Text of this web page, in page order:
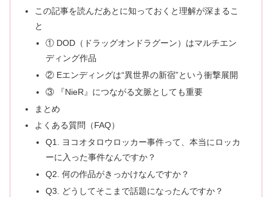
この記事を読んだあとに知っておくと理解が深まるこ
と
① DOD（ドラッグオンドラグーン）はマルチエン
ディング作品
② Eエンディングは“異世界の新宿”という衝撃展開
③ 『NieR』につながる文脈としても重要
まとめ
よくある質問（FAQ）
Q1. ヨコオタロウロッカー事件って、本当にロッカ
ーに入った事件なんですか？
Q2. 何の作品がきっかけなんですか？
Q3. どうしてそこまで話題になったんですか？